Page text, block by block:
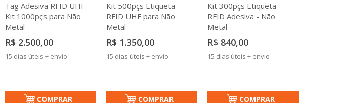
Tag Adesiva RFID UHF
Kit 1000pçs para Não
Metal
R$ 2.500,00
15 dias úteis + envio
COMPRAR
Kit 500pçs Etiqueta
RFID UHF para Não
Metal
R$ 1.350,00
15 dias úteis + envio
COMPRAR
Kit 300pçs Etiqueta
RFID Adesiva - Não
Metal
R$ 840,00
15 dias úteis + envio
COMPRAR